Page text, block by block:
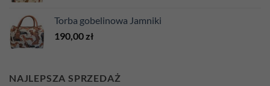
Torba gobelinowa Jamniki
190,00 zł
NAJLEPSZA SPRZEDAŻ